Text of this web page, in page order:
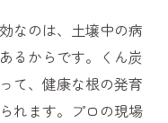
なのは、土壌中の病
るからです。くん炭
て、健康な根の発育
れます。プロの現場